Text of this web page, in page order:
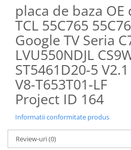
placa de baza OE
TCL 55C765
Google TV Seria
LVU550NDJL
ST5461D20-5 V2.1
V8-T653T01-LF
Project ID 164
Informatii conformitate produs
Review-uri(0)